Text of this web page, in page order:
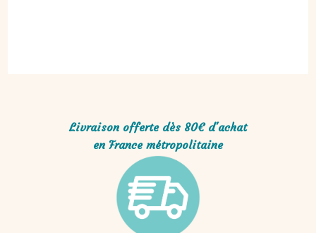
Livraison offerte dès 80€ d'achat
en France métropolitaine